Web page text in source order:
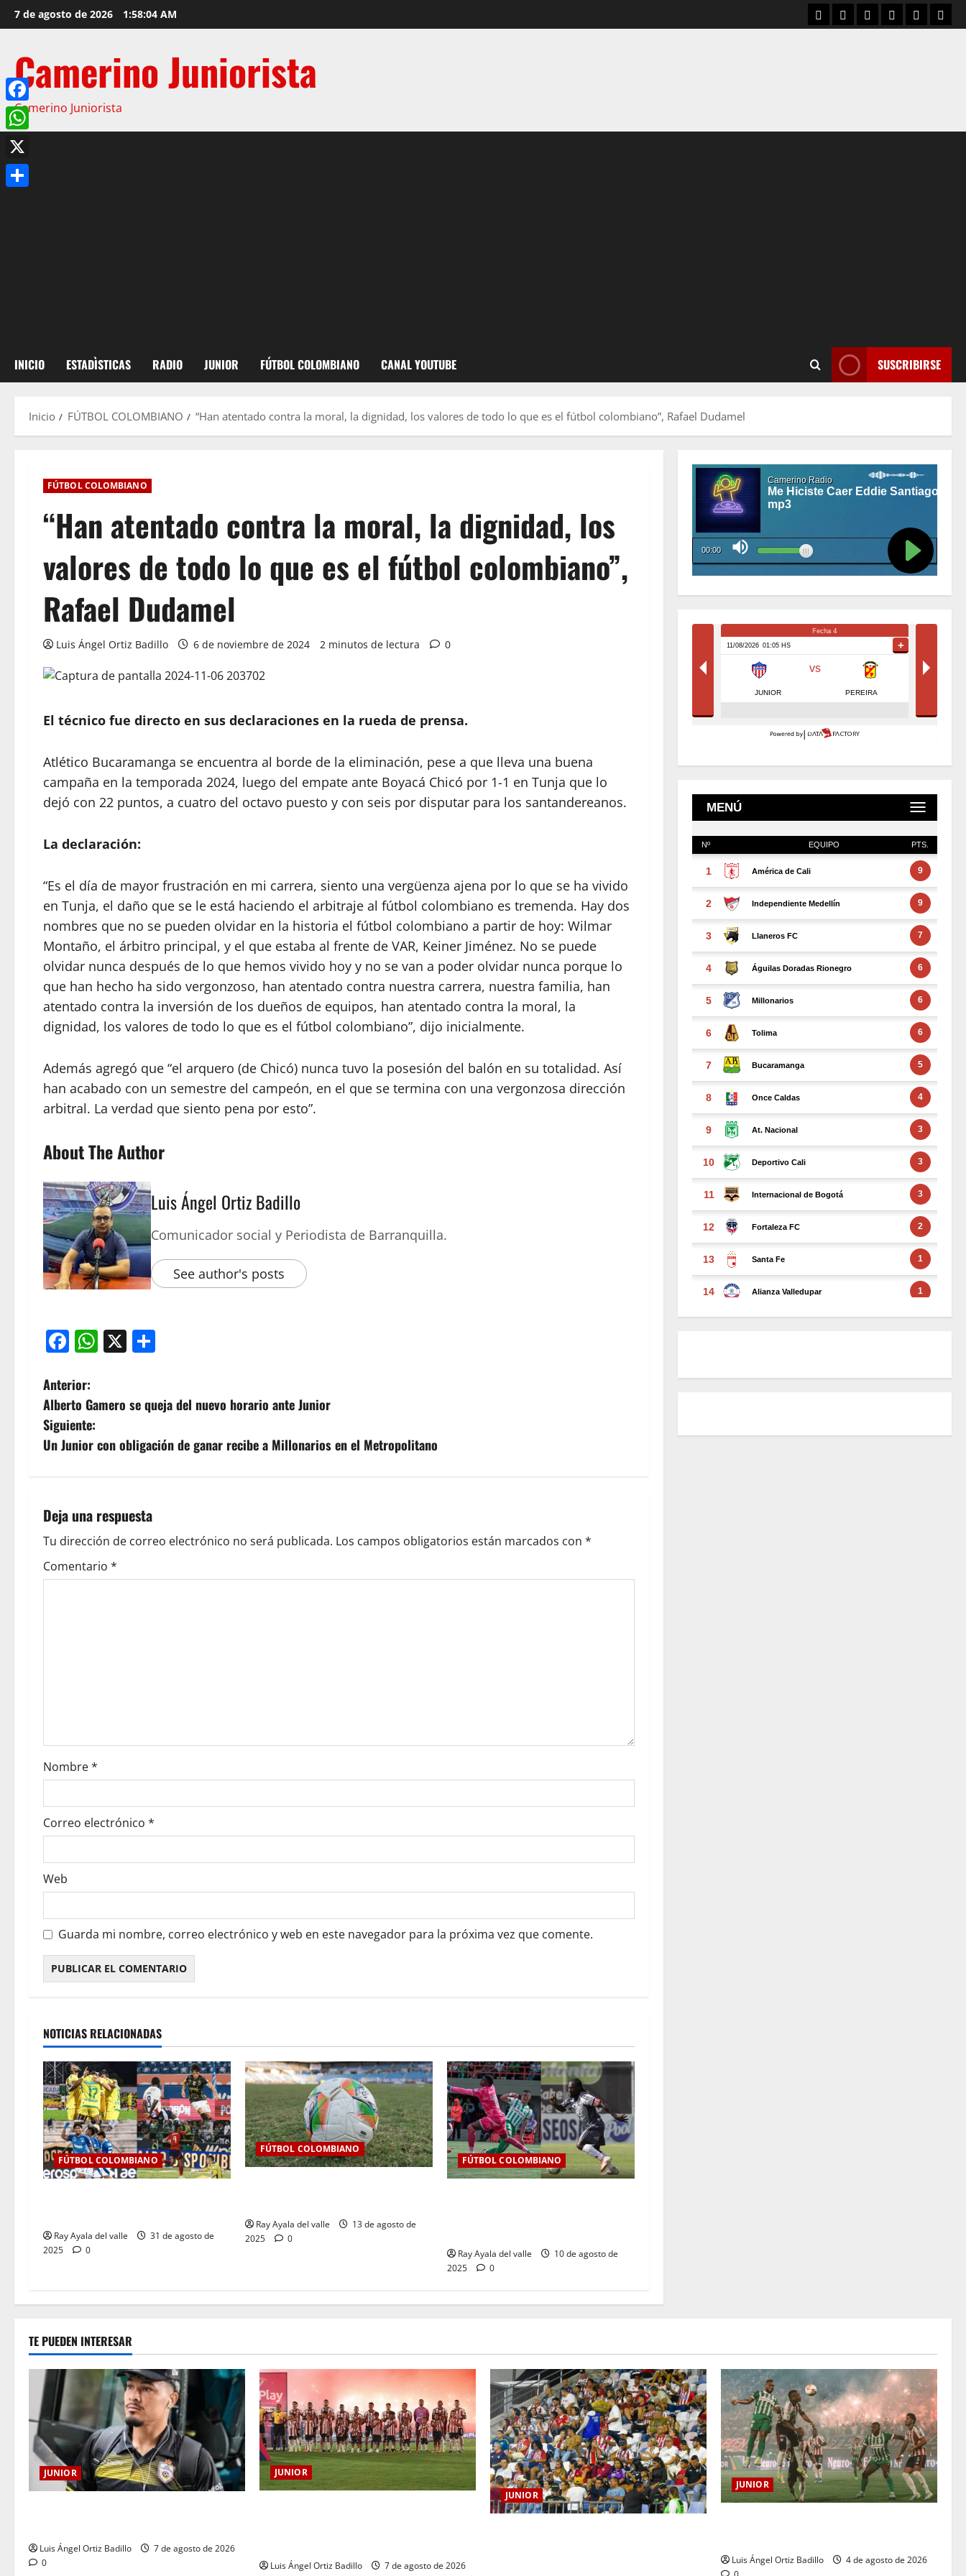
7 de agosto de 2026 1:58:05 AM
Camerino Juniorista
Camerino Juniorista
INICIO ESTADÌSTICAS RADIO JUNIOR FÚTBOL COLOMBIANO CANAL YOUTUBE SUSCRIBIRSE
Inicio FÚTBOL COLOMBIANO “Han atentado contra la moral, la dignidad, los valores de todo lo que es el fútbol colombiano”, Rafael Dudamel
FÚTBOL COLOMBIANO
“Han atentado contra la moral, la dignidad, los
valores de todo lo que es el fútbol colombiano”,
Rafael Dudamel
Luis Ángel Ortiz Badillo 6 de noviembre de 2024 2 minutos de lectura 0
El técnico fue directo en sus declaraciones en la rueda de prensa.
Atlético Bucaramanga se encuentra al borde de la eliminación, pese a que lleva una buena
campaña en la temporada 2024, luego del empate ante Boyacá Chicó por 1-1 en Tunja que lo
dejó con 22 puntos, a cuatro del octavo puesto y con seis por disputar para los santandereanos.
La declaración:
“Es el día de mayor frustración en mi carrera, siento una vergüenza ajena por lo que se ha vivido
en Tunja, el daño que se le está haciendo el arbitraje al fútbol colombiano es tremenda. Hay dos
nombres que no se pueden olvidar en la historia el fútbol colombiano a partir de hoy: Wilmar
Montaño, el árbitro principal, y el que estaba al frente de VAR, Keiner Jiménez. No se puede
olvidar nunca después de lo que hemos vivido hoy y no se van a poder olvidar nunca porque lo
que han hecho ha sido vergonzoso, han atentado contra nuestra carrera, nuestra familia, han
atentado contra la inversión de los dueños de equipos, han atentado contra la moral, la
dignidad, los valores de todo lo que es el fútbol colombiano”, dijo inicialmente.
Además agregó que “el arquero (de Chicó) nunca tuvo la posesión del balón en su totalidad. Así
han acabado con un semestre del campeón, en el que se termina con una vergonzosa dirección
arbitral. La verdad que siento pena por esto”.
About The Author
Luis Ángel Ortiz Badillo
Comunicador social y Periodista de Barranquilla.
See author's posts
Facebook
WhatsApp
X
Anterior:
Alberto Gamero se queja del nuevo horario ante Junior
Siguiente:
Un Junior con obligación de ganar recibe a Millonarios en el Metropolitano
Deja una respuesta
Tu dirección de correo electrónico no será publicada. Los campos obligatorios están marcados con *
Comentario *
Nombre*
Correo electrónico *
Web
Guarda mi nombre, correo electrónico y web en este navegador para la próxima vez que comente.
NOTICIAS RELACIONADAS
FÚTBOL COLOMBIANO
Ray Ayala del valle
31 de agosto de
2025
0
FÚTBOL COLOMBIANO
Ray Ayala del valle
13 de agosto de
2025
0
FÚTBOL COLOMBIANO
Ray Ayala del valle
10 de agosto de
2025
0
TE PUEDEN INTERESAR
JUNIOR
Luis Ángel Ortiz Badillo
7 de agosto de 2026
0
JUNIOR
Luis Ángel Ortiz Badillo
7 de agosto de 2026
JUNIOR
JUNIOR
Luis Ángel Ortiz Badillo
4 de agosto de 2026
Facebook
WhatsApp
X